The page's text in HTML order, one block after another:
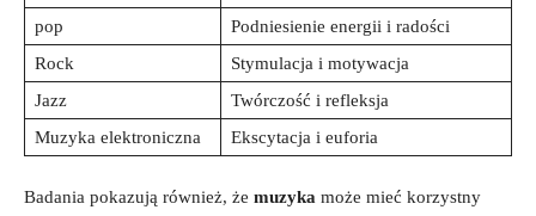
pop
Podniesienie energii i radości
Rock
Stymulacja i motywacja
Jazz
Twórczość i refleksja
Muzyka elektroniczna
Ekscytacja i euforia
Badania pokazują również, że muzyka może mieć korzystny